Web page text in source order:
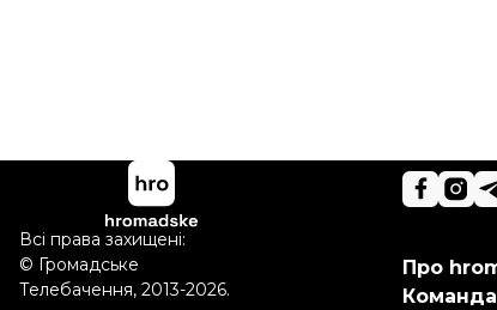
Про
Команда
Всі права захищені:
© Громадське
Телебачення, 2013-2026.